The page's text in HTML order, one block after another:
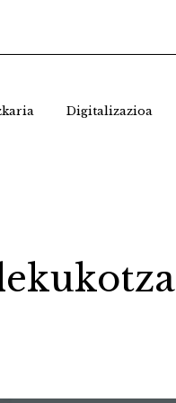
Digitalizazioa